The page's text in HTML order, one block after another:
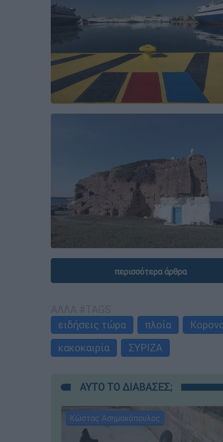
περισσότερα άρθρα
ειδήσεις τώρα
πλοία
κακοκαιρία
ΣΥΡΙΖΑ
ΑΥΤΟ ΤΟ ΔΙΑΒΑΣΕΣ;
Κώστας Ασημακόπουλος